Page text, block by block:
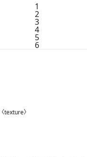
1
2
3
4
5
6
〉